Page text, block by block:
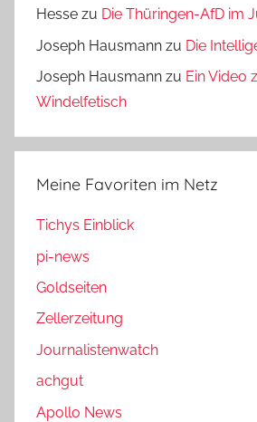
Hesse zu Die Thüringen-AfD im
Joseph Hausmann zu Die
Joseph Hausmann zu Ein Video
Windelfetisch
Meine Favoriten im Netz
Tichys Einblick
pi-news
Goldseiten
Zellerzeitung
Journalistenwatch
achgut
Apollo News